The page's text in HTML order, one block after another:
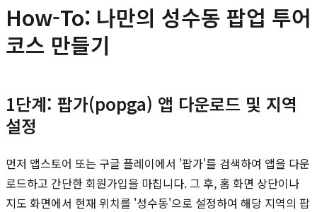
How-To: 나만의 성수동 팝업 투어
코스 만들기
1단계: 팝가(popga) 앱 다운로드 및 지역
설정
먼저 앱스토어 또는 구글 플레이에서 '팝가'를 검색하여 앱을 다운
로드하고 간단한 회원가입을 마칩니다. 그 후, 홈 화면 상단이나
지도 화면에서 현재 위치를 '성수동'으로 설정하여 해당 지역의 팝